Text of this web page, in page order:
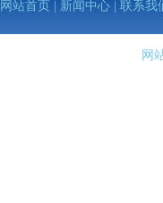
网站首页 新闻中心 联系我
网